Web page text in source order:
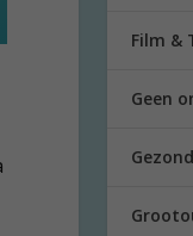
Film &
Geen